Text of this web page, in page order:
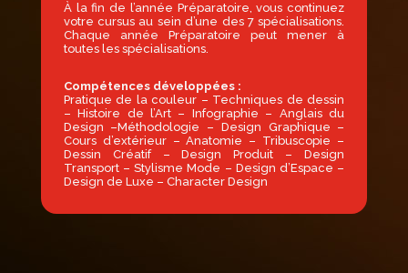
À la fin de l’année Préparatoire, vous continuez
votre cursus au sein d’une des 7 spécialisations.
Chaque année Préparatoire peut mener à
toutes les spécialisations.
Compétences développées :
Pratique de la couleur – Techniques de dessin
– Histoire de l’Art – Infographie – Anglais du
Design –Méthodologie – Design Graphique –
Cours d’extérieur – Anatomie – Tribuscopie –
Dessin Créatif – Design Produit – Design
Transport – Stylisme Mode – Design d’Espace –
Design de Luxe – Character Design